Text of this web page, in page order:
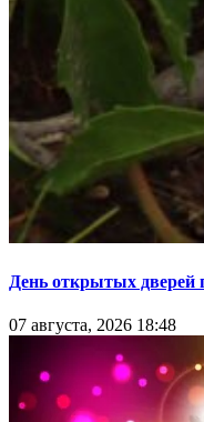
День открытых дверей
07 августа, 2026 18:48